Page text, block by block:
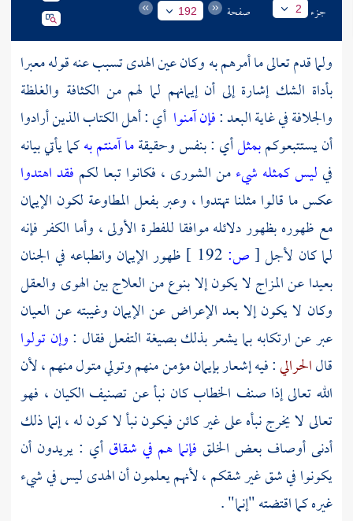
جزء 2 صفحة 192
ولما قدم تعالى ما أمرهم به وكان عين الهدى تسبب عنه قوله معبرا
بأداة الشك إشارة إلى أن إيمانهم لما لهم من الكثافة والغلظة
والجلافة في غاية البعد :فإن آمنوا أي : أهل الكتاب الذين أرادوا
أن يستتبعوكمبمثلأي : بنفس وحقيقةما آمنتم بهكما يأتي بيانه
فيليس كمثله شيءمن الشورى ، فكانوا تبعا لكم فقد اهتدوا
عكس ما قالوا مثلنا تهتدوا ، وعبر بفعل المطاوعة لكون الإيمان
مع ظهوره بظهور دلائله موافقا للفطرة الأولى ، وأما الكفر فإنه
لما كان لأجل[ص:
ظهور الإيمان وانطباعه في الجنان
بعيدا عن المزاج لا يكون إلا بنوع من العلاج بين الهوى والعقل
وكان لا يكون إلا بعد الإعراض عن الإيمان وغيبته عن العيان
عبر عن ارتكابه بما يشعر بذلك بصيغة التفعل فقال :وإن تولوا
قالالحرالي: فيه إشعار بإيمان مؤمن منهم وتولي متول منهم ، لأن
الله تعالى إذا صنف الخطاب كان نبأ عن تصنيف الكيان ، فهو
تعالى لا يخرج نبأه على غير كائن فيكون نبأ لا كون له ، إنما ذلك
أدنى أوصاف بعض الخلق فإنما هم في شقاقأي : يريدون أن
يكونوا في شق غير شقكم ، لأنهم يعلمون أن الهدى ليس في شيء
غيره كما اقتضته "إنما" .